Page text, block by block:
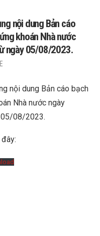
nội dung Bản cáo
khoán Nhà nước
ngày 05/08/2023.
nội dung Bản cáo bạch
Nhà nước ngày
08/2023.